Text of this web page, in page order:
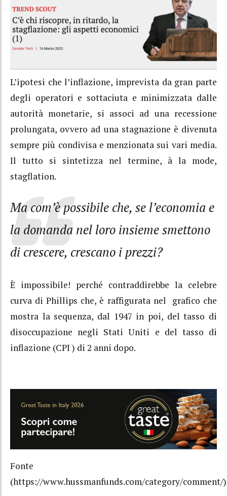
L’ipotesi che l’inflazione, imprevista da gran parte
degli operatori e sottaciuta e minimizzata dalle
autorità monetarie, si associ ad una recessione
prolungata, ovvero ad una stagnazione è divenuta
sempre più condivisa e menzionata sui vari media.
Il tutto si sintetizza nel termine, à la mode,
stagflation.
Ma com’è possibile che, se l’economia e
la domanda nel loro insieme smettono
di crescere, crescano i prezzi?
È impossibile! perché contraddirebbe la celebre
curva di Phillips che, è raffigurata nel grafico che
mostra la sequenza, dal 1947 in poi, del tasso di
disoccupazione negli Stati Uniti e del tasso di
inflazione (CPI ) di 2 anni dopo.
Fonte
(https://www.hussmanfunds.com/category/comment/)